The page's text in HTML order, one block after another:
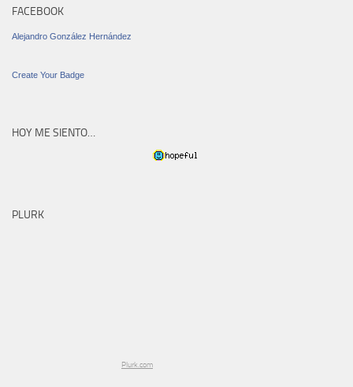
FACEBOOK
Alejandro González Hernández
Create Your Badge
HOY ME SIENTO…
PLURK
Plurk.com